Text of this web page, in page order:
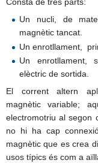
Consta de tres parts:
Un nucli, de
magnètic tancat.
Un enrotllament,
Un enrotllament,
elèctric de sortida.
El corrent altern
magnètic variable;
electromotriu al segon
no hi ha cap
magnètic que es crea
usos típics és com a